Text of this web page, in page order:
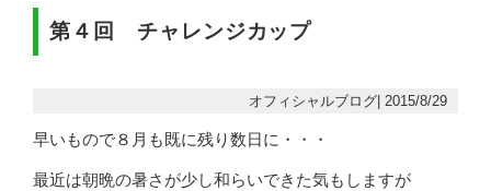
第４回 チャレンジカップ
オフィシャルブログ| 2015/8/29
早いもので８月も既に残り数日に・・・
最近は朝晩の暑さが少し和らいできた気もしますが